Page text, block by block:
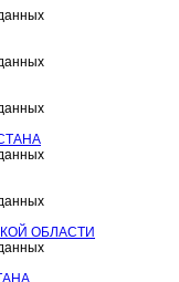
ОБЛАСТИ